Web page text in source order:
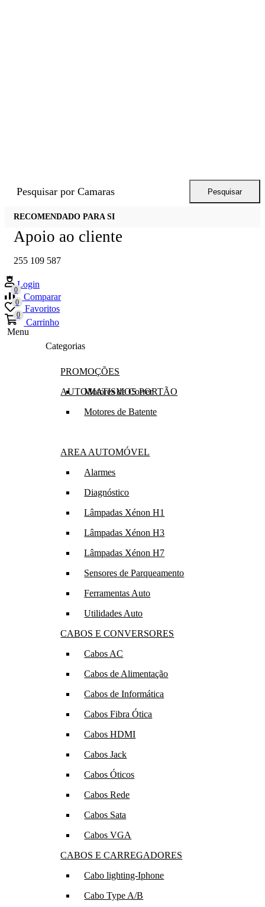
Pesquisar por Camaras Pesquisar
RECOMENDADO PARA SI
Chamada para rede fixa Nacional
Apoio ao cliente
255 109 587
Login
0
Comparar
0
Favoritos
0
Carrinho
Menu
Categorias
PROMOÇÕES
AUTOMATISMOS PORTÃO
Motores de Correr
Motores de Batente
AREA AUTOMÓVEL
Alarmes
Diagnóstico
Lâmpadas Xénon H1
Lâmpadas Xénon H3
Lâmpadas Xénon H7
Sensores de Parqueamento
Ferramentas Auto
Utilidades Auto
CABOS E CONVERSORES
Cabos AC
Cabos de Alimentação
Cabos de Informática
Cabos Fibra Ótica
Cabos HDMI
Cabos Jack
Cabos Óticos
Cabos Rede
Cabos Sata
Cabos VGA
CABOS E CARREGADORES
Cabo lighting-Iphone
Cabo Type A/B